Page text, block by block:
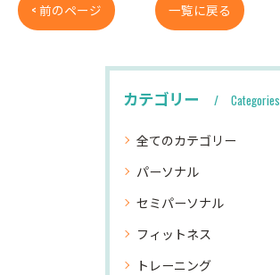
< 前のページ 一覧に戻る
カテゴリー Categories
全てのカテゴリー
パーソナル
セミパーソナル
フィットネス
トレーニング